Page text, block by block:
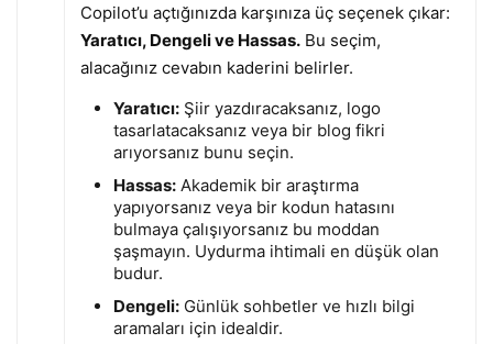
Copilot’u açtığınızda karşınıza üç seçenek çıkar:
Yaratıcı, Dengeli ve Hassas.Bu seçim,
alacağınız cevabın kaderini belirler.
Yaratıcı:Şiir yazdıracaksanız, logo
tasarlatacaksanız veya bir blog fikri
arıyorsanız bunu seçin.
Hassas:Akademik bir araştırma
yapıyorsanız veya bir kodun hatasını
bulmaya çalışıyorsanız bu moddan
şaşmayın. Uydurma ihtimali en düşük olan
budur.
Dengeli:Günlük sohbetler ve hızlı bilgi
aramaları için idealdir.